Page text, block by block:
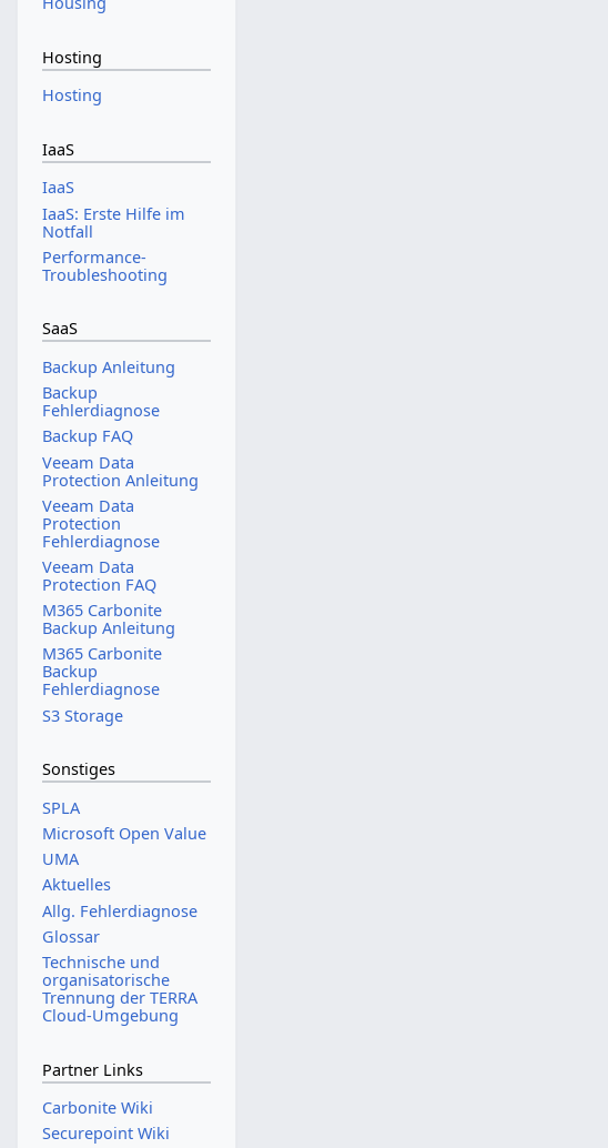
Hosting
Hosting
IaaS
IaaS
IaaS: Erste Hilfe im
Notfall
Performance­-
Troubleshooting
SaaS
Backup Anleitung
Backup
Fehlerdiagnose
Backup FAQ
Veeam Data
Protection Anleitung
Veeam Data
Protection
Fehlerdiagnose
Veeam Data
Protection FAQ
M365 Carbonite
Backup Anleitung
M365 Carbonite
Backup
Fehlerdiagnose
S3 Storage
Sonstiges
SPLA
Microsoft Open Value
UMA
Aktuelles
Allg. Fehlerdiagnose
Glossar
Technische und
organisatorische
Trennung der TERRA
Cloud-Umgebung
Partner Links
Carbonite Wiki
Securepoint Wiki